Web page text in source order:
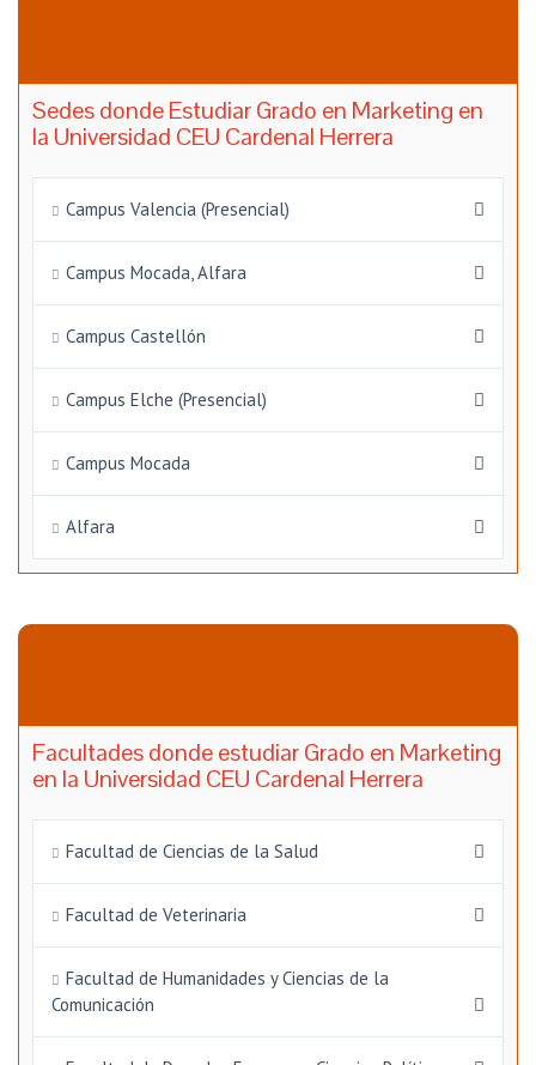
Sedes donde Estudiar Grado en Marketing en
la Universidad CEU Cardenal Herrera
Campus Valencia (Presencial)
Campus Mocada, Alfara
Campus Castellón
Campus Elche (Presencial)
Campus Mocada
Alfara
Facultades donde estudiar Grado en Marketing
en la Universidad CEU Cardenal Herrera
Facultad de Ciencias de la Salud
Facultad de Veterinaria
Facultad de Humanidades y Ciencias de la
Comunicación